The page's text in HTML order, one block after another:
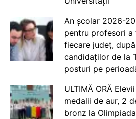
An școlar 2026-
pentru profesori a
fiecare județ,
candidaților de la
posturi pe
ULTIMĂ ORĂ
medalii de aur, 2
bronz la